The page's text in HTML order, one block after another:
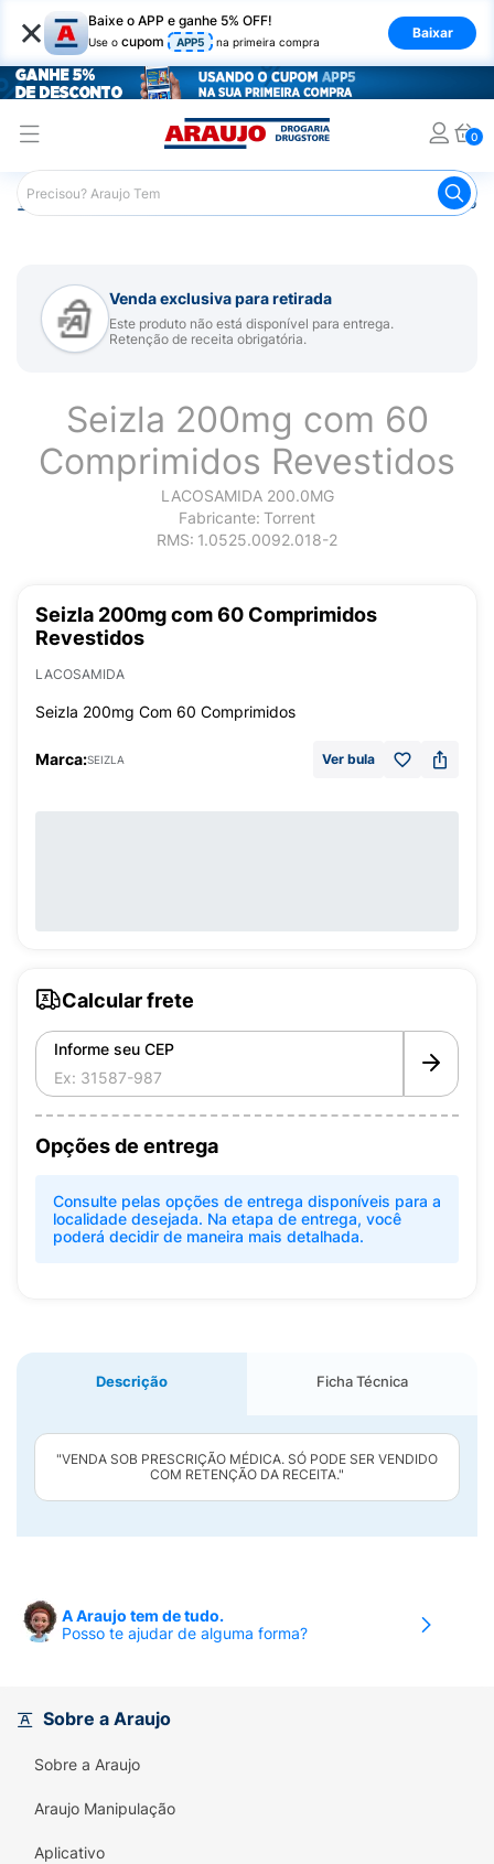
× Baixe o APP e ganhe 5% OFF!
Use o cupom APP5 na primeira compra
Baixar
0
Araujo Medicamentos Remédio para Sistema Nervoso
Venda exclusiva para retirada
Este produto não está disponível para entrega.
Retenção de receita obrigatória.
Seizla 200mg com 60
Comprimidos Revestidos
LACOSAMIDA 200.0MG
Fabricante: Torrent
RMS: 1.0525.0092.018-2
Seizla 200mg com 60 Comprimidos
Revestidos
LACOSAMIDA
Seizla 200mg Com 60 Comprimidos
Marca:SEIZLA Ver bula
Calcular frete
Informe seu CEP
Opções de entrega
Consulte pelas opções de entrega disponíveis para a
localidade desejada. Na etapa de entrega, você
poderá decidir de maneira mais detalhada.
Descrição Ficha Técnica
"VENDA SOB PRESCRIÇÃO MÉDICA. SÓ PODE SER VENDIDO
COM RETENÇÃO DA RECEITA."
A Araujo tem de tudo.
Posso te ajudar de alguma forma?
Sobre a Araujo
Sobre a Araujo
Araujo Manipulação
Aplicativo